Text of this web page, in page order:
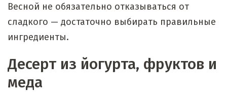
Весной не обязательно отказываться от
сладкого — достаточно выбирать правильные
ингредиенты.
Десерт из йогурта, фруктов и
меда